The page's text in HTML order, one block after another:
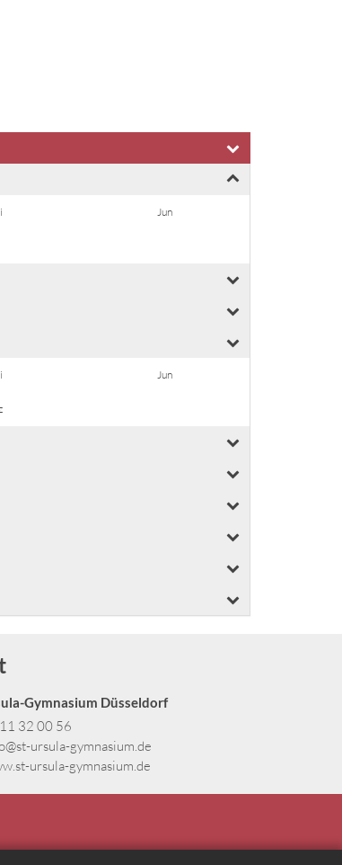
Jun
Jun
Gymnasium Düsseldorf
32 00 56
ursula-gymnasium.de
ursula-gymnasium.de